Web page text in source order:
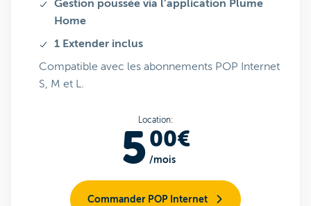
Gestion poussée via l’application Plume
Home
1 Extender inclus
Compatible avec les abonnements POP Internet
S, M et L.
Location:
500€
/mois
Commander POP Internet